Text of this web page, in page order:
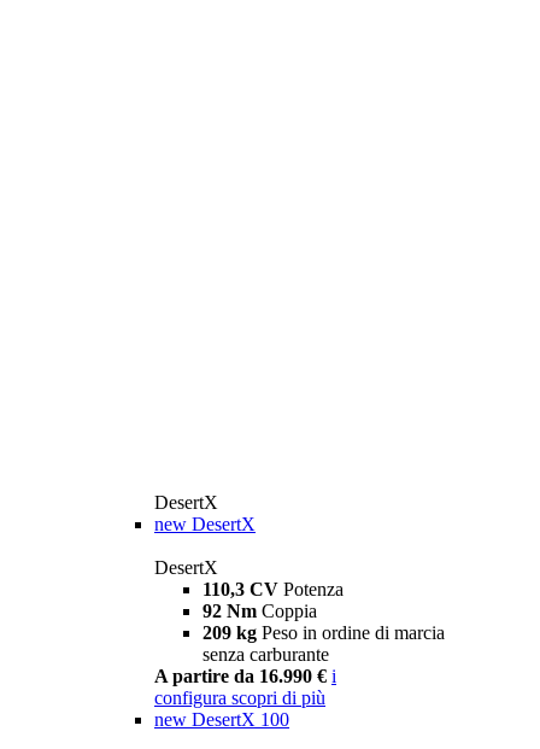
DesertX
new DesertX
DesertX
110,3 CV Potenza
92 Nm Coppia
209 kg Peso in ordine di marcia
senza carburante
A partire da 16.990 € i
configura scopri di più
new DesertX 100